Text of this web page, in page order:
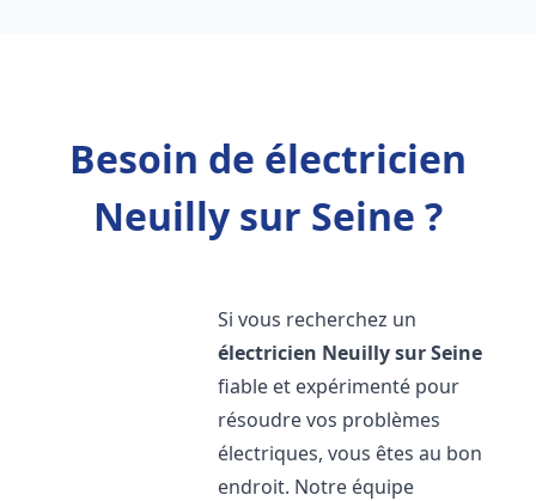
Besoin de électricien
Neuilly sur Seine ?
Si vous recherchez un
électricien Neuilly sur Seine
fiable et expérimenté pour
résoudre vos problèmes
électriques, vous êtes au bon
endroit. Notre équipe